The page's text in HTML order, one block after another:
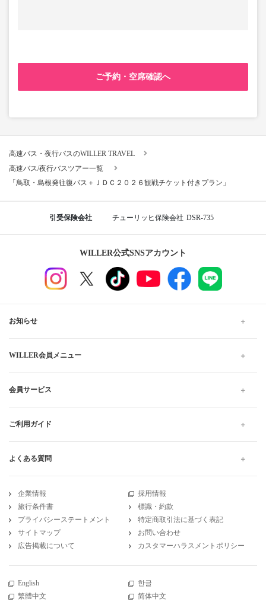
ご予約・空席確認へ
高速バス・夜行バスのWILLER TRAVEL
高速バス/夜行バスツアー一覧
「鳥取・島根発往復バス＋ＪＤＣ２０２６観戦チケット付きプラン」
引受保険会社 チューリッヒ保険会社 DSR-735
WILLER公式SNSアカウント
お知らせ
WILLER会員メニュー
会員サービス
ご利用ガイド
よくある質問
企業情報
採用情報
旅行条件書
標識・約款
プライバシーステートメント
特定商取引法に基づく表記
サイトマップ
お問い合わせ
広告掲載について
カスタマーハラスメントポリシー
English
한글
繁體中文
简体中文